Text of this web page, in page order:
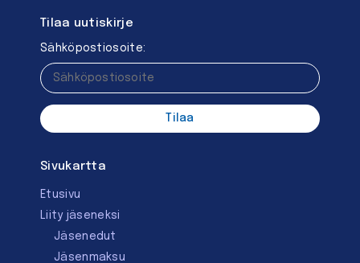
Tilaa uutiskirje
Sähköpostiosoite:
Sivukartta
Etusivu
Liity jäseneksi
Jäsenedut
Jäsenmaksu